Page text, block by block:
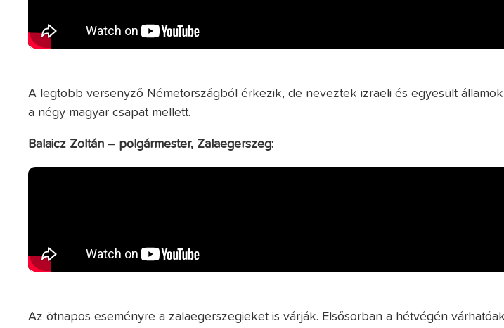
A legtöbb versenyző Németországból érkezik, de neveztek izraeli és egyesült
a négy magyar csapat mellett.
Balaicz Zoltán – polgármester, Zalaegerszeg:
Az ötnapos eseményre a zalaegerszegieket is várják. Elsősorban a hétvégén